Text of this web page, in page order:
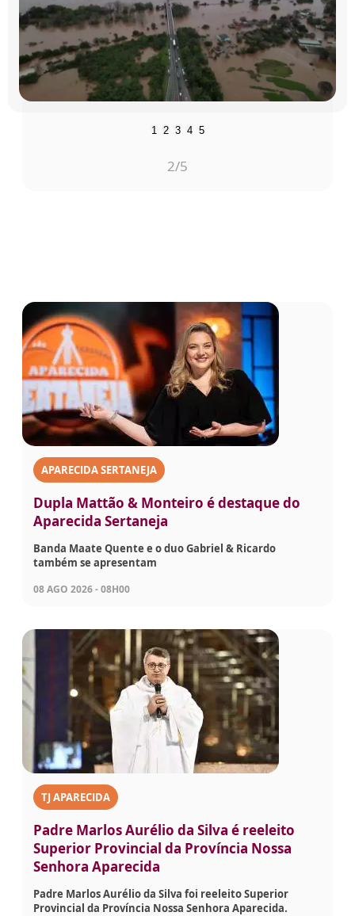
1 2 3 4 5
2/5
APARECIDA SERTANEJA
Dupla Mattão & Monteiro é destaque do
Aparecida Sertaneja
Banda Maate Quente e o duo Gabriel & Ricardo
também se apresentam
08 AGO 2026 - 08H00
TJ APARECIDA
Padre Marlos Aurélio da Silva é reeleito
Superior Provincial da Província Nossa
Senhora Aparecida
Padre Marlos Aurélio da Silva foi reeleito Superior
Provincial da Província Nossa Senhora Aparecida.